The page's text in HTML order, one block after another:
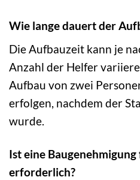
Wie lange dauert der
Die Aufbauzeit kann je
Anzahl der Helfer
Aufbau von zwei
erfolgen, nachdem der
wurde.
Ist eine
erforderlich?